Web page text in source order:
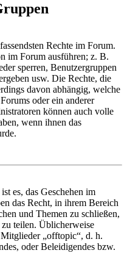
Rechte im Forum.
im Forum ausführen; z. B.
sperren, Benutzergruppen
usw. Die Rechte, die
davon abhängig, welche
oder ein anderer
können auch volle
wenn ihnen das
es, das Geschehen im
das Recht, in ihrem Bereich
und Themen zu schließen,
teilen. Üblicherweise
„offtopic“, d. h.
oder Beleidigendes bzw.